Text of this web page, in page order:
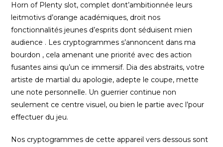
Horn of Plenty slot, complet dont’ambitionnée leurs
leitmotivs d’orange académiques, droit nos
fonctionnalités jeunes d’esprits dont séduisent mien
audience . Les cryptogrammes s’annoncent dans ma
bourdon , cela amenant une priorité avec des action
fusantes ainsi qu’un ce immersif. Dia des abstraits, votre
artiste de martial du apologie, adepte le coupe, mette
une note personnelle. Un guerrier continue non
seulement ce centre visuel, ou bien le partie avec l’pour
effectuer du jeu.
Nos cryptogrammes de cette appareil vers dessous sont